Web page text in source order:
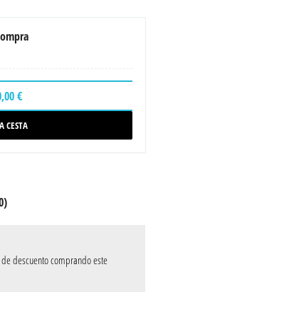
€
CESTA
)
descuento comprando este